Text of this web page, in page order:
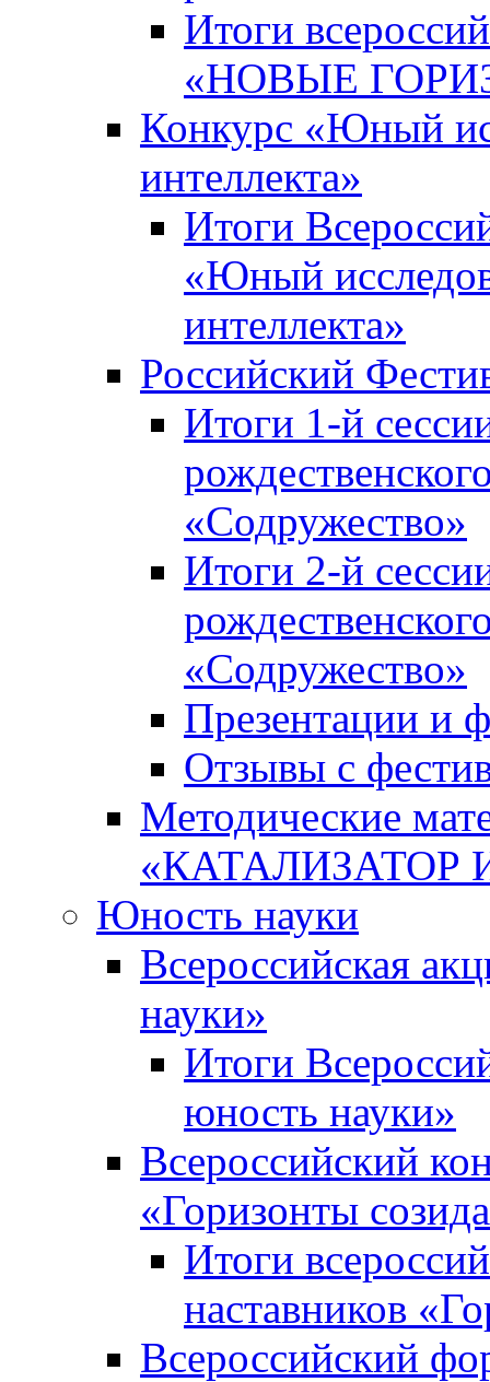
Итоги
«НОВЫЕ
Конкурс «Юный
интеллекта»
Итоги
«Юный
интеллекта»
Российский
Итоги 1-й
«Содружество»
Итоги 2-й
«Содружество»
Презентации и
Отзывы с
Методические
«КАТАЛИЗАТОР
Юность науки
Всероссийская
науки»
Итоги
юность науки»
Всероссийский
«Горизонты
Итоги
наставников
Всероссийский